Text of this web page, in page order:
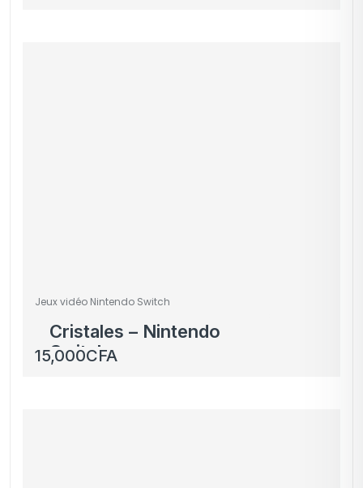
Jeux vidéo Nintendo Switch
Cristales – Nintendo
Switch
15,000CFA